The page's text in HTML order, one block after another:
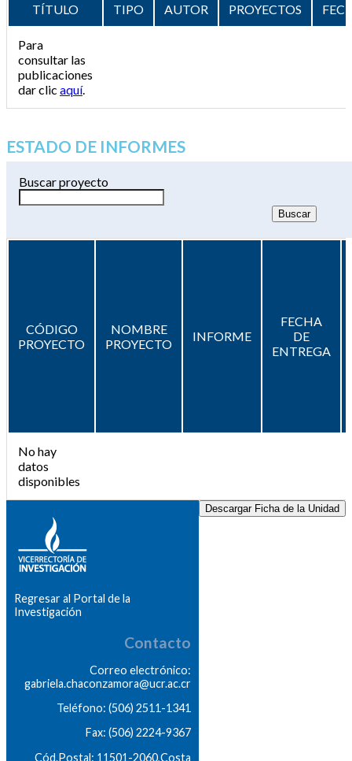
TÍTULO TIPO AUTOR PROYECTOS
Para
consultar las
publicaciones
dar clic aquí.
ESTADO DE INFORMES
Buscar proyecto
CÓDIGO
PROYECTO
NOMBRE
PROYECTO
INFORME
FECHA
DE
ENTREGA
No hay
datos
disponibles
Descargar Ficha de la Unidad
Regresar al Portal de la
Investigación
Contacto
Correo electrónico:
gabriela.chaconzamora@ucr.ac.cr
Teléfono: (506) 2511-1341
Fax: (506) 2224-9367
Cód.Postal: 11501-2060,Costa